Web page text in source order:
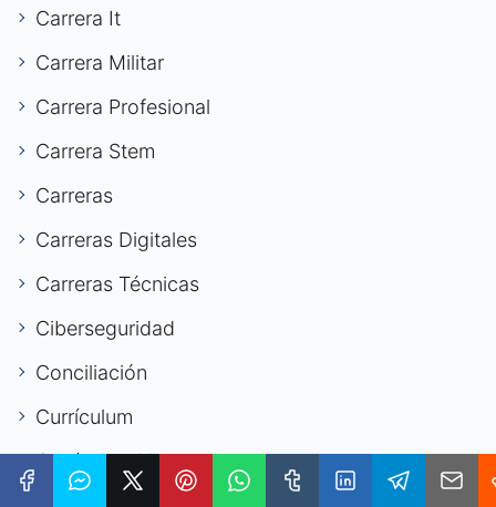
Carrera It
Carrera Militar
Carrera Profesional
Carrera Stem
Carreras
Carreras Digitales
Carreras Técnicas
Ciberseguridad
Conciliación
Currículum
Currículum Vitae